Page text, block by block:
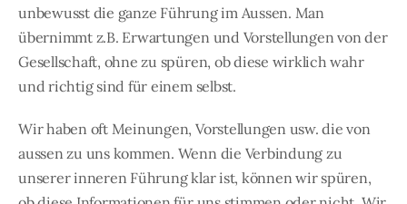
unbewusst die ganze Führung im Aussen. Man
übernimmt z.B. Erwartungen und Vorstellungen von der
Gesellschaft, ohne zu spüren, ob diese wirklich wahr
und richtig sind für einem selbst.
Wir haben oft Meinungen, Vorstellungen usw. die von
aussen zu uns kommen. Wenn die Verbindung zu
unserer inneren Führung klar ist, können wir spüren,